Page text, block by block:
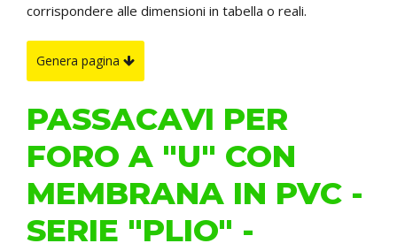
corrispondere alle dimensioni in tabella o reali.
Genera pagina
PASSACAVI PER
FORO A "U" CON
MEMBRANA IN PVC -
SERIE "PLIO" -